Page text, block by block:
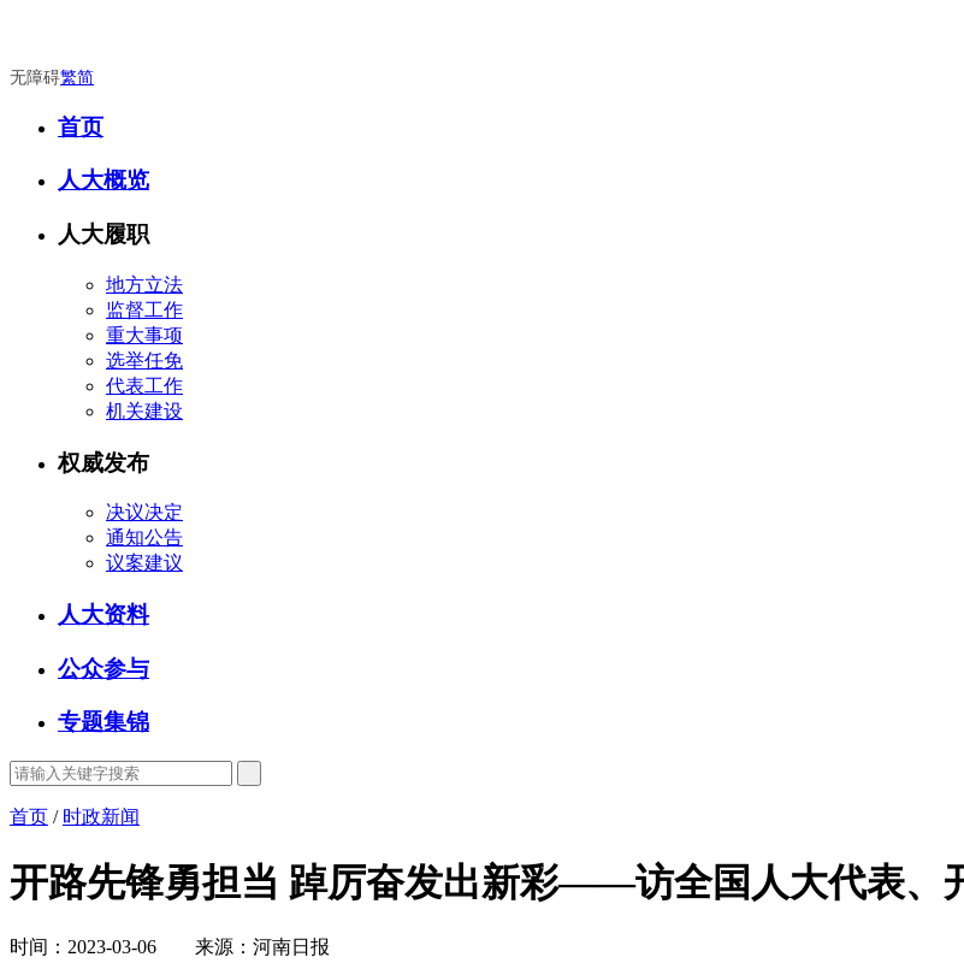
无障碍繁简
首页
人大概览
人大履职
地方立法
监督工作
重大事项
选举任免
代表工作
机关建设
权威发布
决议决定
通知公告
议案建议
人大资料
公众参与
专题集锦
首页 / 时政新闻
开路先锋勇担当 踔厉奋发出新彩——访全国人大代表、
时间：2023-03-06 来源：河南日报